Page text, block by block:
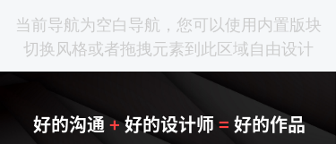
当前导航为空白导航，您可以使用内置版块
切换风格或者拖拽元素到此区域自由设计
好的沟通+好的设计师 = 好的作品